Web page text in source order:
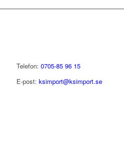
Telefon: 0705-85 96 15
E-post: ksimport@ksimport.se